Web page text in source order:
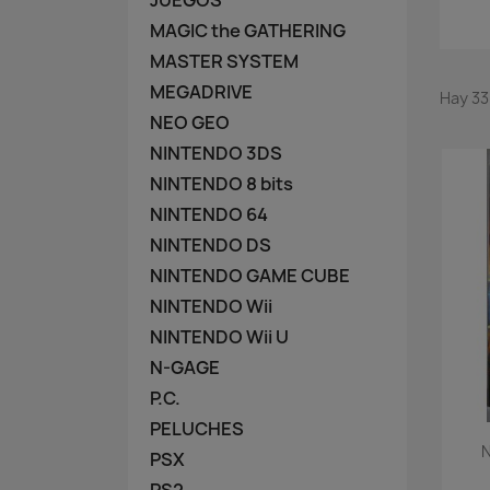
MAGIC the GATHERING
MASTER SYSTEM
MEGADRIVE
NEO GEO
NINTENDO 3DS
NINTENDO 8 bits
NINTENDO 64
NINTENDO DS
NINTENDO GAME CUBE
NINTENDO Wii
NINTENDO Wii U
N-GAGE
P.C.
PELUCHES
PSX
Hay